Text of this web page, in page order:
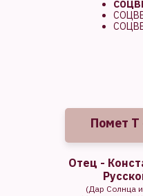
(Дар Солнца
Отец -
Помет Т